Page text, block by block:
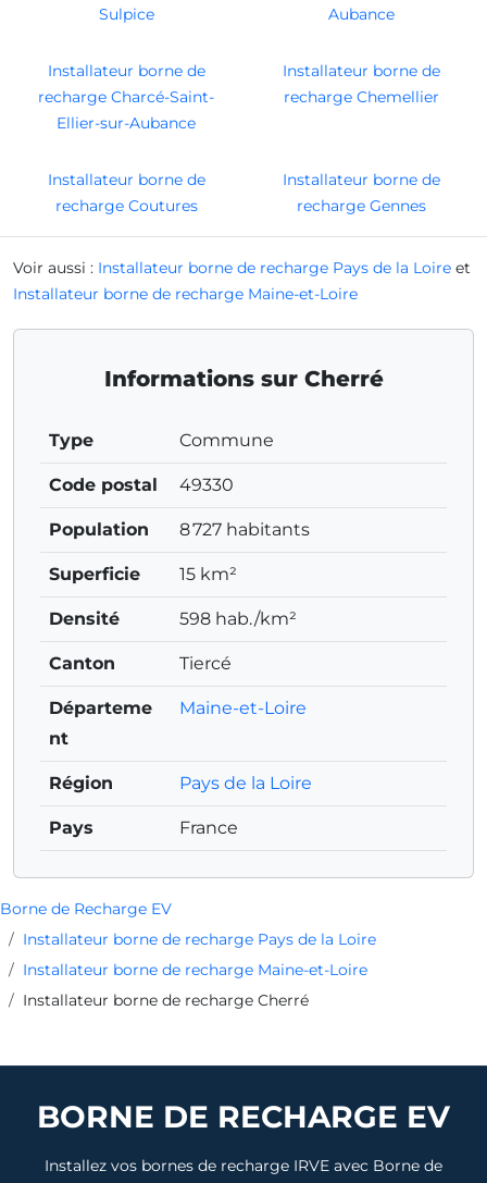
Borne de Recharge EV
Installateur borne de recharge Pays de la Loire
Installateur borne de recharge Maine-et-Loire
Installateur borne de recharge Cherré
Sulpice
Aubance
Installateur borne de
recharge Charcé-Saint-
Ellier-sur-Aubance
Installateur borne de
recharge Chemellier
Installateur borne de
recharge Coutures
Installateur borne de
recharge Gennes
Voir aussi : Installateur borne de recharge Pays de la Loire et
Installateur borne de recharge Maine-et-Loire
Informations sur Cherré
Type Commune
Code postal 49330
Population 8 727 habitants
Superficie 15 km²
Densité 598 hab./km²
Canton Tiercé
Départeme
nt
Maine-et-Loire
Région Pays de la Loire
Pays France
BORNE DE RECHARGE EV
Installez vos bornes de recharge IRVE avec Borne de